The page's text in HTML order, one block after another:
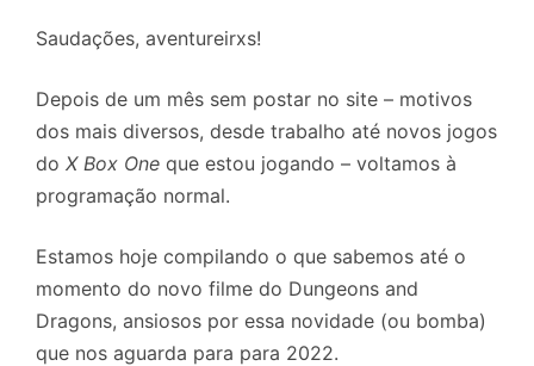
Saudações, aventureirxs!
Depois de um mês sem postar no site – motivos
dos mais diversos, desde trabalho até novos jogos
do X Box One que estou jogando – voltamos à
programação normal.
Estamos hoje compilando o que sabemos até o
momento do novo filme do Dungeons and
Dragons, ansiosos por essa novidade (ou bomba)
que nos aguarda para para 2022.